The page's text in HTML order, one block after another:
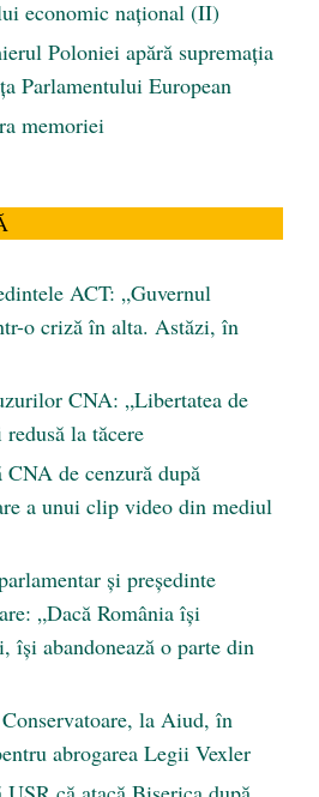
economic naţional (II)
Poloniei apără supremația
Parlamentului European
memoriei
ACT: „Guvernul
o criză în alta. Astăzi, în
CNA: „Libertatea de
la tăcere
de cenzură după
a unui clip video din mediul
și președinte
„Dacă România își
își abandonează o parte din
la Aiud, în
abrogarea Legii Vexler